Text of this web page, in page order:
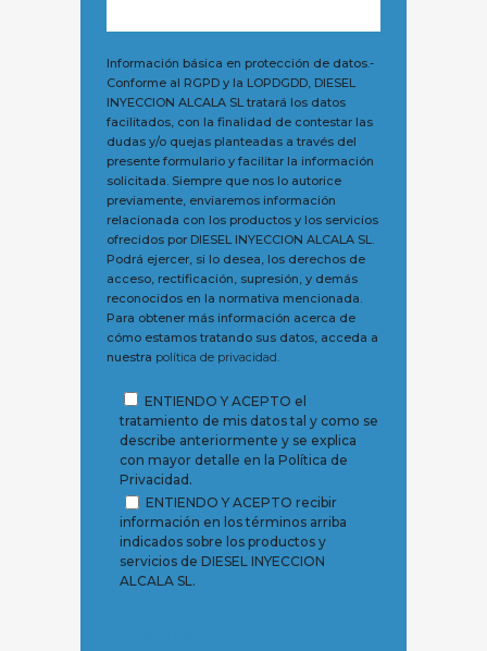
Información básica en protección de datos.-
Conforme al RGPD y la LOPDGDD, DIESEL
INYECCION ALCALA SL tratará los datos
facilitados, con la finalidad de contestar las
dudas y/o quejas planteadas a través del
presente formulario y facilitar la información
solicitada. Siempre que nos lo autorice
previamente, enviaremos información
relacionada con los productos y los servicios
ofrecidos por DIESEL INYECCION ALCALA SL.
Podrá ejercer, si lo desea, los derechos de
acceso, rectificación, supresión, y demás
reconocidos en la normativa mencionada.
Para obtener más información acerca de
cómo estamos tratando sus datos, acceda a
nuestra política de privacidad.
ENTIENDO Y ACEPTO el
tratamiento de mis datos tal y como se
describe anteriormente y se explica
con mayor detalle en la Política de
Privacidad.
ENTIENDO Y ACEPTO recibir
información en los términos arriba
indicados sobre los productos y
servicios de DIESEL INYECCION
ALCALA SL.